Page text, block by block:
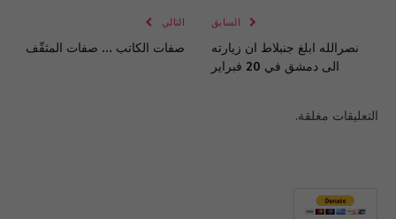
السابق
نصرالله ابلغ جنبلاط ان زيارته
الى دمشق في 20 فبراير
التالي
صفات الكاتب … صفات المثقّف
التعليقات مغلقة.